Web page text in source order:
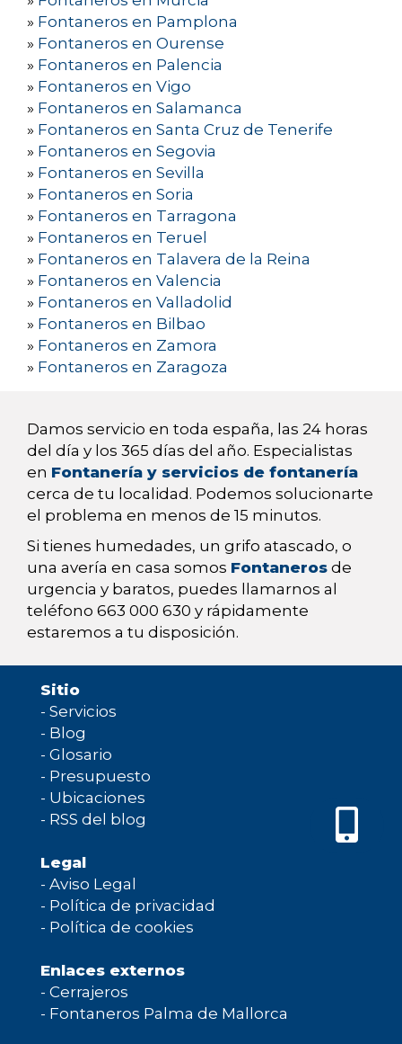
» Fontaneros en Pamplona
» Fontaneros en Ourense
» Fontaneros en Palencia
» Fontaneros en Vigo
» Fontaneros en Salamanca
» Fontaneros en Santa Cruz de Tenerife
» Fontaneros en Segovia
» Fontaneros en Sevilla
» Fontaneros en Soria
» Fontaneros en Tarragona
» Fontaneros en Teruel
» Fontaneros en Talavera de la Reina
» Fontaneros en Valencia
» Fontaneros en Valladolid
» Fontaneros en Bilbao
» Fontaneros en Zamora
» Fontaneros en Zaragoza
Damos servicio en toda españa, las 24 horas
del día y los 365 días del año. Especialistas
en Fontanería y servicios de fontanería
cerca de tu localidad. Podemos solucionarte
el problema en menos de 15 minutos.
Si tienes humedades, un grifo atascado, o
una avería en casa somos Fontaneros de
urgencia y baratos, puedes llamarnos al
teléfono 663 000 630 y rápidamente
estaremos a tu disposición.
Sitio
- Servicios
- Blog
- Glosario
- Presupuesto
- Ubicaciones
- RSS del blog
Legal
- Aviso Legal
- Política de privacidad
- Política de cookies
Enlaces externos
- Cerrajeros
- Fontaneros Palma de Mallorca